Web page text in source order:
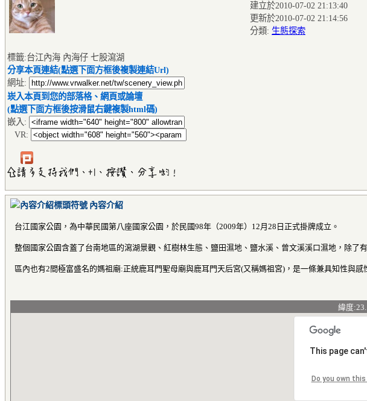
建立於2010-07-02 21:13:40
更新於2010-07-02 21:14:56
分類: 生態探索
標籤:台江內海 內海仔 七股瀉湖
分享本頁連結(點選下面方框後複製連結Url)
網址:
崁入本頁到您的部落格、網頁或論壇
(點選下面方框後按滑鼠右鍵複製html碼)
嵌入:
VR:
內容介紹
台江國家公園，為中華民國第八座國家公園，於民國98年（2009年）12月28日正式掛牌成立。
整個國家公園含蓋了台南地區的瀉湖景觀、紅樹林生態、鹽田濕地、鹽水溪、曾文溪溪口濕地，除
區內也有2間極富盛名的媽祖廟:正統鹿耳門聖母廟與鹿耳門天后宮(又稱媽祖宮)，是一條兼具知性與感
緯度
This page
Do you own